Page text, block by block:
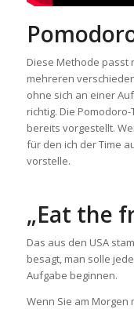
Diese Methode passt
mehreren
ohne sich an einer
richtig. Die
bereits vorgestellt.
für den ich der Time
vorstelle.
„Eat the
Das aus den USA
besagt, man solle
Aufgabe beginnen.
Wenn Sie am Morgen